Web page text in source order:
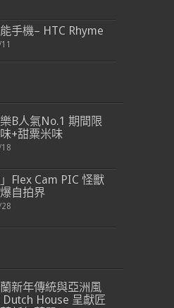
手機– HTC Rhyme
B人氣No.1 期間限
+甜粟米味
Flex Cam PIC 怪獸
自拍界
新年傳統與亞洲風
Dutch House 呈獻匠